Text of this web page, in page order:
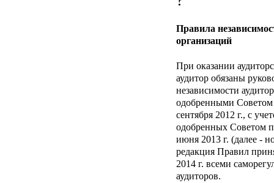
Правила
организаций
При оказании
аудитор обязаны
независимости
одобренными Советом
сентября 2012 г., с
одобренных Советом
июня 2013 г. (далее -
редакция Правил
2014 г. всеми
аудиторов.